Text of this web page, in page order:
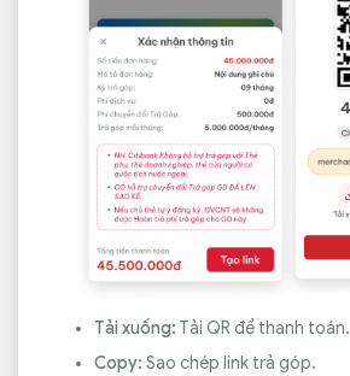
Tải xuống: Tải QR để thanh toán.
Copy: Sao chép link trả góp.